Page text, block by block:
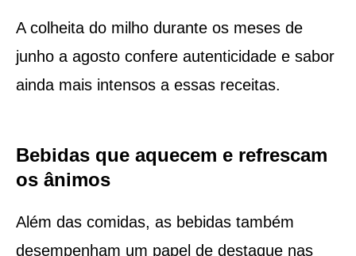
A colheita do milho durante os meses de
junho a agosto confere autenticidade e sabor
ainda mais intensos a essas receitas.
Bebidas que aquecem e refrescam
os ânimos
Além das comidas, as bebidas também
desempenham um papel de destaque nas